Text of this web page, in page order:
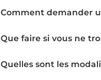
Comment demander
Que faire si vous ne
Quelles sont les